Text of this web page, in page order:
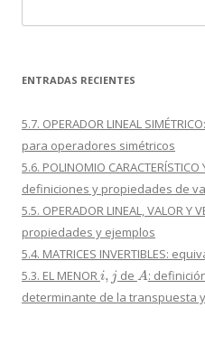
ENTRADAS RECIENTES
5.7. OPERADOR LINEAL
para operadores simétricos
5.6. POLINOMIO CARACTERÍSTICO
definiciones y propiedades de
5.5. OPERADOR LINEAL, VALOR
propiedades y ejemplos
5.4. MATRICES INVERTIBLES:
5.3. EL MENORi,j de A:
determinante de la transpuesta